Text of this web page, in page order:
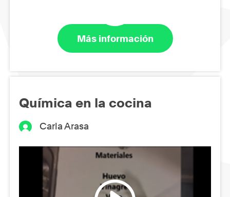
Más información
Química en la cocina
Carla Arasa